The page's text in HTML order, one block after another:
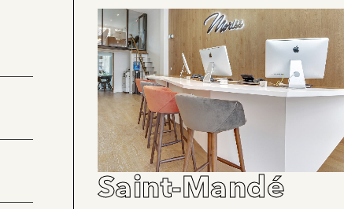
Saint-Mandé